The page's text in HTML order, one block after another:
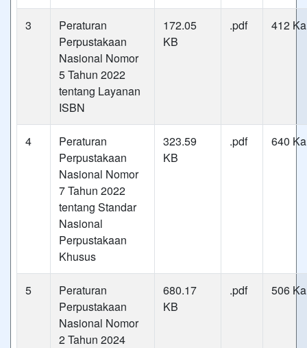
3
Peraturan
Perpustakaan
Nasional Nomor
5 Tahun 2022
tentang Layanan
ISBN
172.05
KB
.pdf 412
4
Peraturan
Perpustakaan
Nasional Nomor
7 Tahun 2022
tentang Standar
Nasional
Perpustakaan
Khusus
323.59
KB
.pdf 640
5
Peraturan
Perpustakaan
Nasional Nomor
2 Tahun 2024
680.17
KB
.pdf 506